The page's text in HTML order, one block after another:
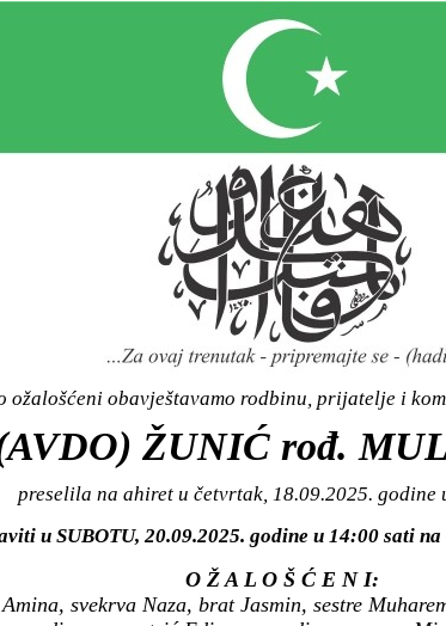
ožalošćeni obavještavamo rodbinu, prijatelje i
ŽUNIĆ rođ.
preselila na ahiret u četvrtak, 18.09.2025. godine
u SUBOTU, 20.09.2025. godine u 14:00 sati
O Ž A L O Š Ć E N I:
svekrva Naza, brat Jasmin, sestre